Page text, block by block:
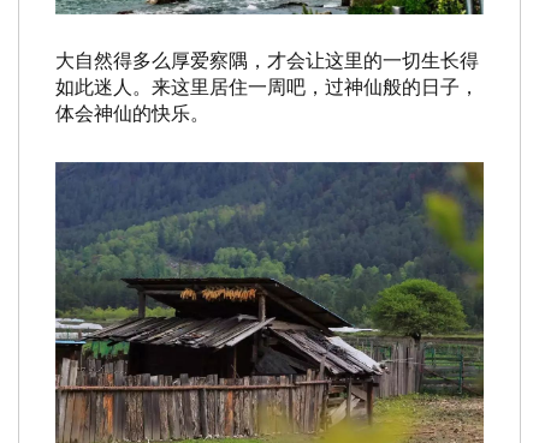
大自然得多么厚爱察隅，才会让这里的一切生长得
如此迷人。来这里居住一周吧，过神仙般的日子，
体会神仙的快乐。